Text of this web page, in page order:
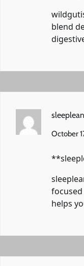
wildgut
blend
sleeplean
October
**
helps